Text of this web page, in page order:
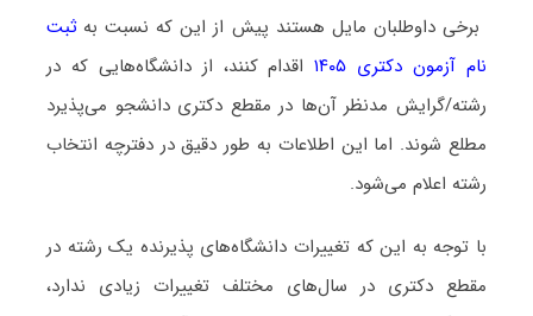
برخی داوطلبان مایل هستند پیش از این که نسبت به ثبت
نام آزمون دکتری ۱۴۰۵
اقدام کنند، از دانشگاه‌هایی که در
رشته/گرایش مدنظر آن‌ها در مقطع دکتری دانشجو می‌پذیرد
مطلع شوند. اما این اطلاعات به طور دقیق در دفترچه انتخاب
رشته اعلام می‌شود.
با توجه به این که تغییرات دانشگاه‌های پذیرنده یک رشته در
مقطع دکتری در سال‌های مختلف تغییرات زیادی ندارد،